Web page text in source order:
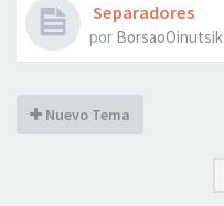
Separadores
por BorsaoOinutsik
Nuevo Tema